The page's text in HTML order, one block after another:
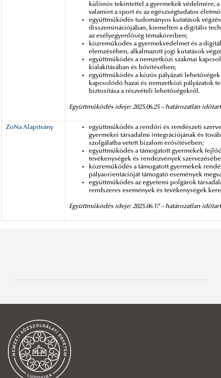
A kar vezetése
Dékán
Általános és fejlesztési dékánhelyettes
Általános és fejlesztési dékánhelyettes
Fejlesztési osztályvezető
Oktatási dékánhelyettes
Oktatási dékánhelyettes
​​Tudományos és nemzetközi dékánhelyettes
Szervezet
Organogram
A kar szervezeti egységei
RTK Ügyrend
Közérdekű információk
Minőségügy
Általános információ
Tájékoztatás, társadalmi kapcsolatok
különös tekintettel a gyermekek védelmére,
valamint a sport és az egészségtudatos
együttműködés tudományos kutatások
disszeminációjában, kiemelten a digitális
az esélyegyenlőség témaköreiben;
közreműködés a gyermekvédelmet és a
elemzésében, alkalmazott jogi kutatások
együttműködés a nemzetközi szakmai
kialakításában és bővítésében;
együttműködés a közös pályázati
kapcsolódó hazai és nemzetközi pályázatok
biztosítása a részvételi lehetőségekről.
Együttműködés ideje: 2025.06.25 – határozatlan
ZoNa Alapítvány
együttműködés a rendőri és rendészeti
gyermekei társadalmi integrációjának és
szolgálatba vetett bizalom erősítésében;
együttműködés a támogatott gyermekek
tevékenységek és rendezvények
közreműködés a támogatott gyermekek
pályaorientációját támogató események
együttműködés az egyetemi polgárok
rendszeres események és tevékenységek
Együttműködés ideje: 2025.06.17 – határozatlan